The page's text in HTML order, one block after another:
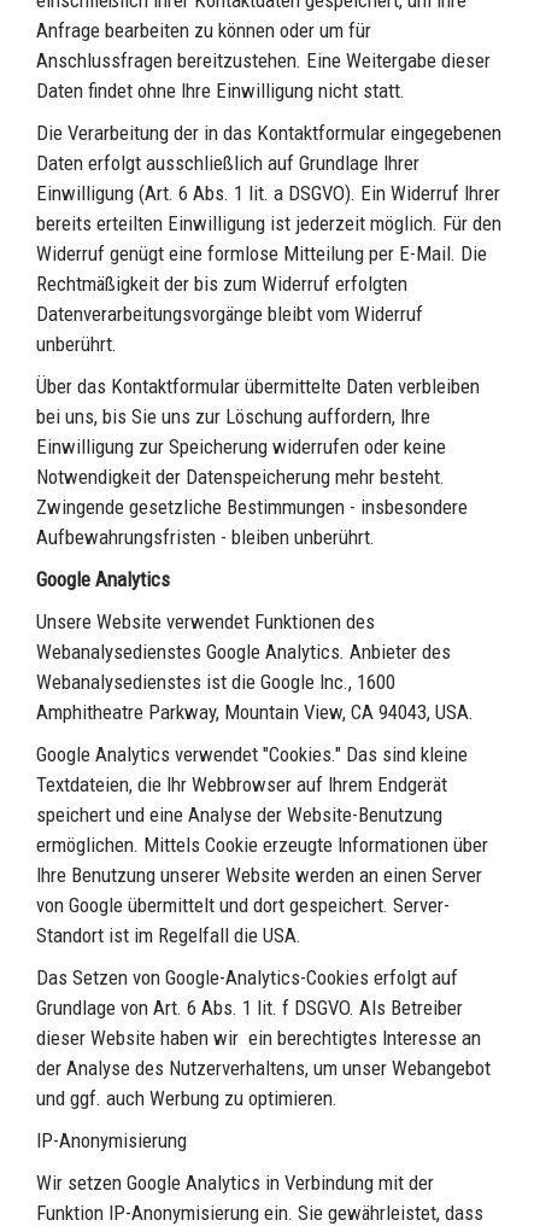
Anfrage bearbeiten zu können oder um für
Anschlussfragen bereitzustehen. Eine Weitergabe dieser
Daten findet ohne Ihre Einwilligung nicht statt.
Die Verarbeitung der in das Kontaktformular eingegebenen
Daten erfolgt ausschließlich auf Grundlage Ihrer
Einwilligung (Art. 6 Abs. 1 lit. a DSGVO). Ein Widerruf Ihrer
bereits erteilten Einwilligung ist jederzeit möglich. Für den
Widerruf genügt eine formlose Mitteilung per E-Mail. Die
Rechtmäßigkeit der bis zum Widerruf erfolgten
Datenverarbeitungsvorgänge bleibt vom Widerruf
unberührt.
Über das Kontaktformular übermittelte Daten verbleiben
bei uns, bis Sie uns zur Löschung auffordern, Ihre
Einwilligung zur Speicherung widerrufen oder keine
Notwendigkeit der Datenspeicherung mehr besteht.
Zwingende gesetzliche Bestimmungen - insbesondere
Aufbewahrungsfristen - bleiben unberührt.
Google Analytics
Unsere Website verwendet Funktionen des
Webanalysedienstes Google Analytics. Anbieter des
Webanalysedienstes ist die Google Inc., 1600
Amphitheatre Parkway, Mountain View, CA 94043, USA.
Google Analytics verwendet "Cookies." Das sind kleine
Textdateien, die Ihr Webbrowser auf Ihrem Endgerät
speichert und eine Analyse der Website-Benutzung
ermöglichen. Mittels Cookie erzeugte Informationen über
Ihre Benutzung unserer Website werden an einen Server
von Google übermittelt und dort gespeichert. Server-
Standort ist im Regelfall die USA.
Das Setzen von Google-Analytics-Cookies erfolgt auf
Grundlage von Art. 6 Abs. 1 lit. f DSGVO. Als Betreiber
dieser Website haben wir ein berechtigtes Interesse an
der Analyse des Nutzerverhaltens, um unser Webangebot
und ggf. auch Werbung zu optimieren.
IP-Anonymisierung
Wir setzen Google Analytics in Verbindung mit der
Funktion IP-Anonymisierung ein. Sie gewährleistet, dass